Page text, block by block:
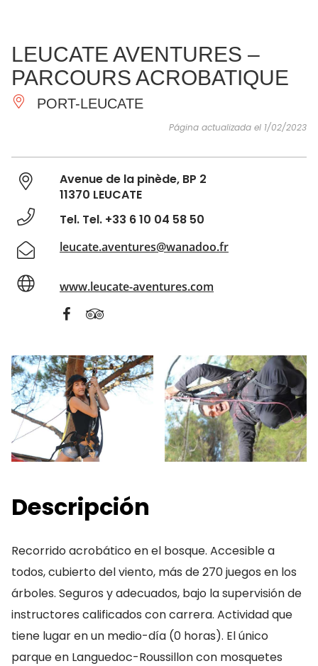
IMPRESCINDIBLES
HACER
INSPIRACIONES
LEUCATE AVENTURES –
PARCOURS ACROBATIQUE
PORT-LEUCATE
Página actualizada el 1/02/2023
Avenue de la pinède, BP 2
11370 LEUCATE
Tel. Tel. +33 6 10 04 58 50
leucate.aventures@wanadoo.fr
www.leucate-aventures.com
Descripción
Recorrido acrobático en el bosque. Accesible a
todos, cubierto del viento, más de 270 juegos en los
árboles. Seguros y adecuados, bajo la supervisión de
instructores calificados con carrera. Actividad que
tiene lugar en un medio-día (0 horas). El único
parque en Languedoc-Roussillon con mosquetes